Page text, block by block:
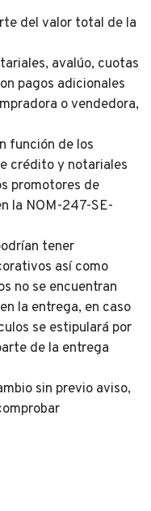
del valor total de la
avalúo, cuotas
pagos adicionales
o vendedora,
función de los
crédito y notariales
promotores de
la NOM-247-SE-
tener
así como
no se encuentran
la entrega, en caso
se estipulará por
de la entrega
sin previo aviso,